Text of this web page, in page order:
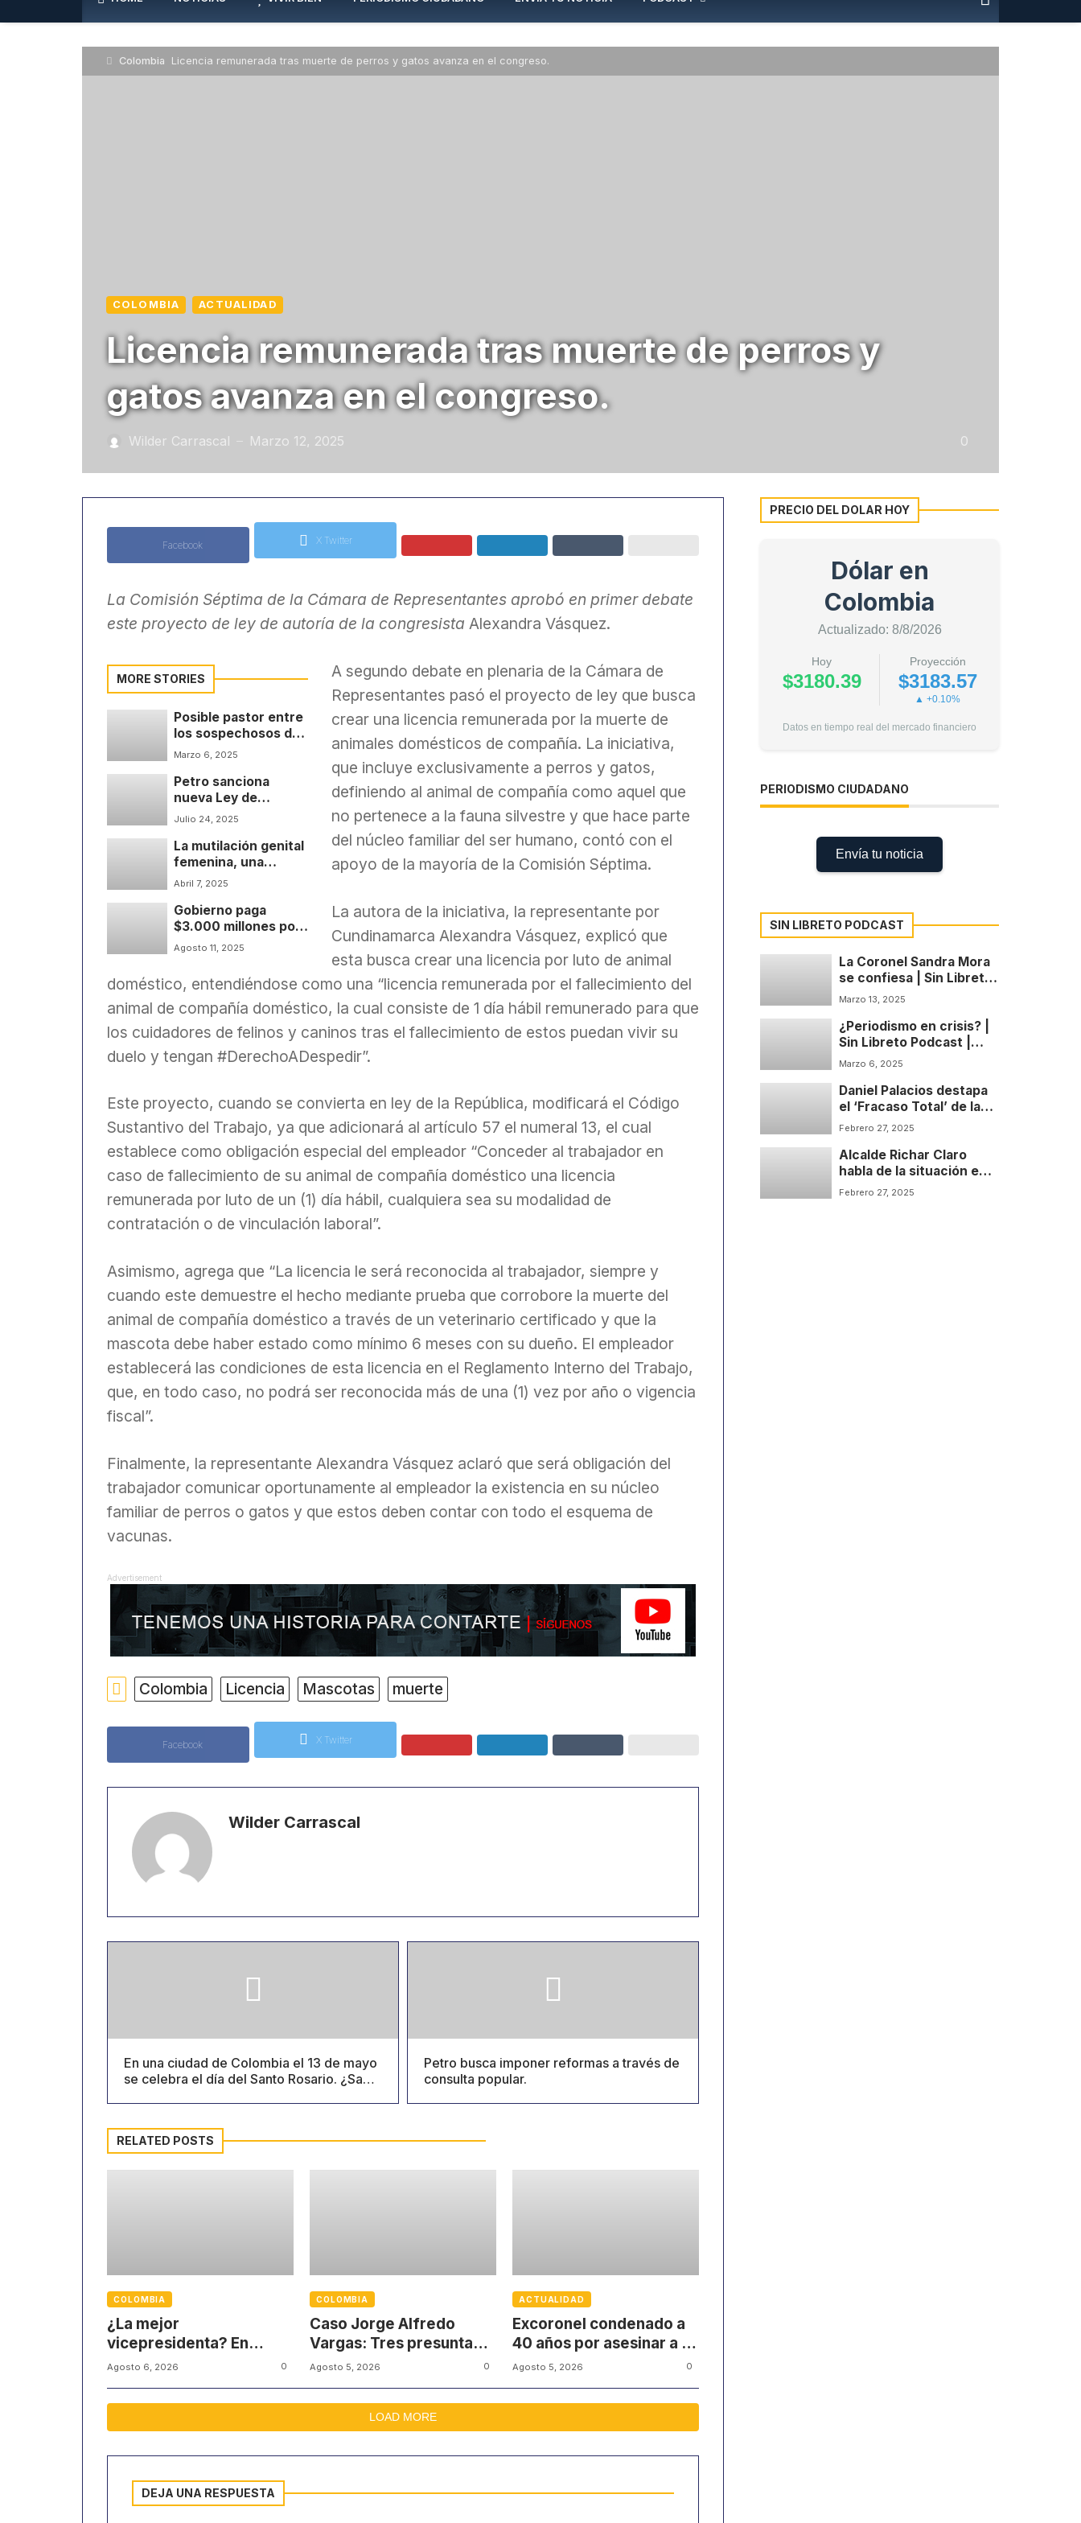
Colombia Licencia remunerada tras muerte de perros y gatos avanza en el congreso.
COLOMBIA ACTUALIDAD
Licencia remunerada tras muerte de perros y
gatos avanza en el congreso.
Wilder Carrascal — Marzo 12, 2025 0
Facebook X Twitter
La Comisión Séptima de la Cámara de Representantes aprobó en primer debate
este proyecto de ley de autoría de la congresista Alexandra Vásquez.
MORE STORIES
Posible pastor entre
los sospechosos del
homicidio del
Canal Bogotá en
Cúcuta.
Marzo 6, 2025
Petro sanciona
nueva Ley de
Encuestas
necesaria o control
sobre la opinión
pública?
Julio 24, 2025
La mutilación genital
femenina, una
práctica indigna que
Colombia.
Abril 7, 2025
Gobierno paga
$3.000 millones por
identificar autores
Agosto 11, 2025
A segundo debate en plenaria de la Cámara de
Representantes pasó el proyecto de ley que busca
crear una licencia remunerada por la muerte de
animales domésticos de compañía. La iniciativa,
que incluye exclusivamente a perros y gatos,
definiendo al animal de compañía como aquel que
no pertenece a la fauna silvestre y que hace parte
del núcleo familiar del ser humano, contó con el
apoyo de la mayoría de la Comisión Séptima.
La autora de la iniciativa, la representante por
Cundinamarca Alexandra Vásquez, explicó que
esta busca crear una licencia por luto de animal
doméstico, entendiéndose como una “licencia remunerada por el fallecimiento del
animal de compañía doméstico, la cual consiste de 1 día hábil remunerado para que
los cuidadores de felinos y caninos tras el fallecimiento de estos puedan vivir su
duelo y tengan #DerechoADespedir”.
Este proyecto, cuando se convierta en ley de la República, modificará el Código
Sustantivo del Trabajo, ya que adicionará al artículo 57 el numeral 13, el cual
establece como obligación especial del empleador “Conceder al trabajador en
caso de fallecimiento de su animal de compañía doméstico una licencia
remunerada por luto de un (1) día hábil, cualquiera sea su modalidad de
contratación o de vinculación laboral”.
Asimismo, agrega que “La licencia le será reconocida al trabajador, siempre y
cuando este demuestre el hecho mediante prueba que corrobore la muerte del
animal de compañía doméstico a través de un veterinario certificado y que la
mascota debe haber estado como mínimo 6 meses con su dueño. El empleador
establecerá las condiciones de esta licencia en el Reglamento Interno del Trabajo,
que, en todo caso, no podrá ser reconocida más de una (1) vez por año o vigencia
fiscal”.
Finalmente, la representante Alexandra Vásquez aclaró que será obligación del
trabajador comunicar oportunamente al empleador la existencia en su núcleo
familiar de perros o gatos y que estos deben contar con todo el esquema de
vacunas.
Advertisement
Colombia Licencia Mascotas muerte
Facebook X Twitter
Wilder Carrascal
En una ciudad de Colombia el 13 de mayo
se celebra el día del Santo Rosario. ¿Sabe
Petro busca imponer reformas a través de
consulta popular.
RELATED POSTS
COLOMBIA
¿La mejor
vicepresidenta? En
redes sociales
Agosto 6, 2026 0
COLOMBIA
Caso Jorge Alfredo
Vargas: Tres presuntas
víctimas no quieren
Agosto 5, 2026 0
ACTUALIDAD
Excoronel condenado a
40 años por asesinar a un
firmante del Acuerdo de
Agosto 5, 2026 0
LOAD MORE
DEJA UNA RESPUESTA
PRECIO DEL DOLAR HOY
Dólar en
Colombia
Actualizado: 8/8/2026
Hoy
$3180.39
Proyección
$3183.57
▲ +0.10%
Datos en tiempo real del mercado financiero
PERIODISMO CIUDADANO
Envía tu noticia
SIN LIBRETO PODCAST
La Coronel Sandra Mora
se confiesa | Sin Libreto
Podcast | Temp: 1 Cap: 4
Marzo 13, 2025
¿Periodismo en crisis? |
Sin Libreto Podcast |
Temp: 1 Cap: 3
Marzo 6, 2025
Daniel Palacios destapa
el ‘Fracaso Total’ de la
Paz de Petro | Sin Libreto
Febrero 27, 2025
Alcalde Richar Claro
habla de la situación en
Tibú y el Catatumbo | Sin
Febrero 27, 2025